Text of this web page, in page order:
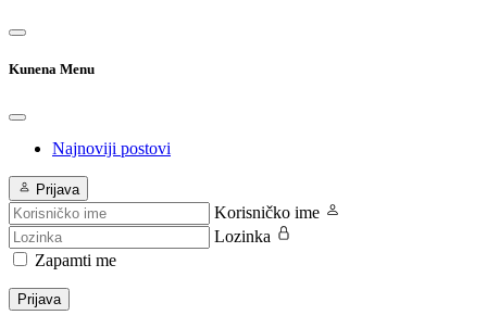
Kunena Menu
Najnoviji postovi
Prijava
Korisničko ime
Lozinka
Zapamti me
Prijava